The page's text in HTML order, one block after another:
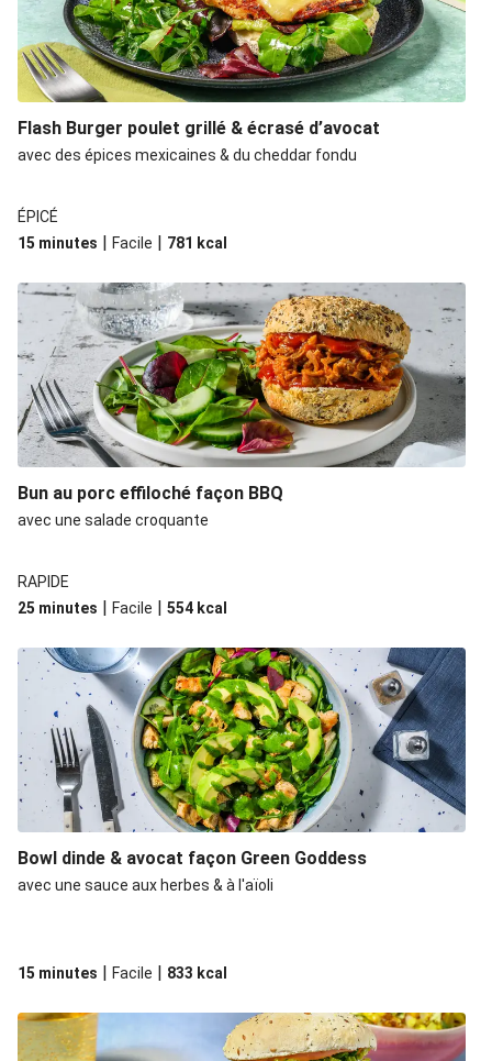
Flash Burger poulet grillé & écrasé d’avocat
avec des épices mexicaines & du cheddar fondu
ÉPICÉ
15 minutes | Facile | 781 kcal
Bun au porc effiloché façon BBQ
avec une salade croquante
RAPIDE
25 minutes | Facile | 554 kcal
Bowl dinde & avocat façon Green Goddess
avec une sauce aux herbes & à l'aïoli
15 minutes | Facile | 833 kcal